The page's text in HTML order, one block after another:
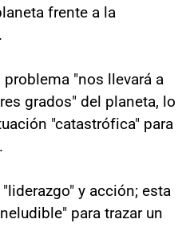
frente a la
"nos llevará a
grados" del planeta, lo
"catastrófica" para
y acción; esta
para trazar un